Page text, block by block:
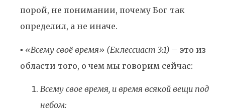
порой, не понимании, почему Бог так
определил, а не иначе.
▪️ «Всему своё время» (Еклессиаст 3:1) – это из
области того, о чем мы говорим сейчас:
Всему свое время, и время всякой вещи под
небом: